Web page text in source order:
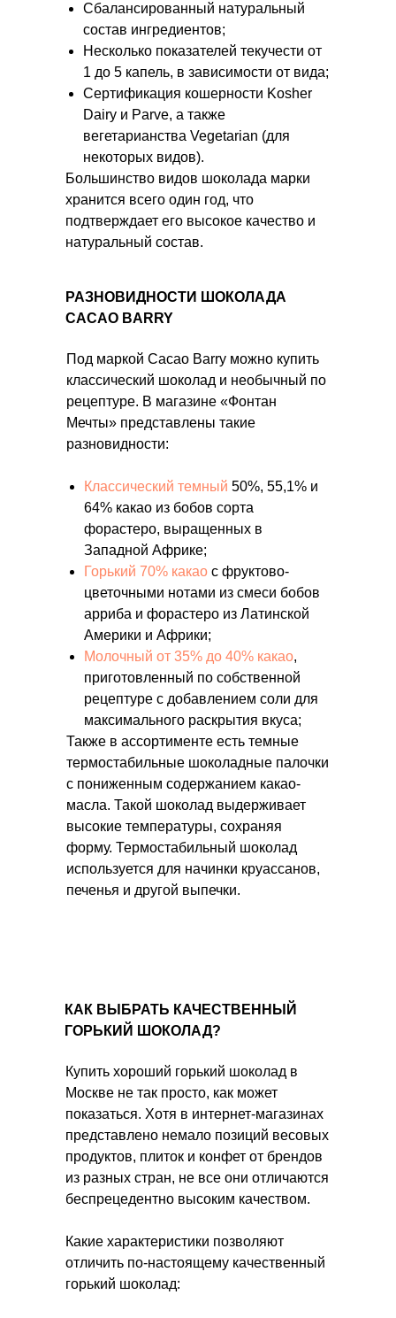
Сбалансированный натуральный
состав ингредиентов;
Несколько показателей текучести от
1 до 5 капель, в зависимости от вида;
Сертификация кошерности Kosher
Dairy и Parve, а также
вегетарианства Vegetarian (для
некоторых видов).
Большинство видов шоколада марки
хранится всего один год, что
подтверждает его высокое качество и
натуральный состав.
КАК ВЫБРАТЬ КАЧЕСТВЕННЫЙ
ГОРЬКИЙ ШОКОЛАД?
РАЗНОВИДНОСТИ ШОКОЛАДА
CACAO BARRY
Под маркой Cacao Barry можно купить
классический шоколад и необычный по
рецептуре. В магазине «Фонтан
Мечты» представлены такие
разновидности:
Классический темный 50%, 55,1% и
64% какао из бобов сорта
форастеро, выращенных в
Западной Африке;
Горький 70% какао с фруктово-
цветочными нотами из смеси бобов
арриба и форастеро из Латинской
Америки и Африки;
Молочный от 35% до 40% какао,
приготовленный по собственной
рецептуре с добавлением соли для
максимального раскрытия вкуса;
Также в ассортименте есть темные
термостабильные шоколадные палочки
с пониженным содержанием какао-
масла. Такой шоколад выдерживает
высокие температуры, сохраняя
форму. Термостабильный шоколад
используется для начинки круассанов,
печенья и другой выпечки.
Купить хороший горький шоколад в
Москве не так просто, как может
показаться. Хотя в интернет-магазинах
представлено немало позиций весовых
продуктов, плиток и конфет от брендов
из разных стран, не все они отличаются
беспрецедентно высоким качеством.
Какие характеристики позволяют
отличить по-настоящему качественный
горький шоколад: